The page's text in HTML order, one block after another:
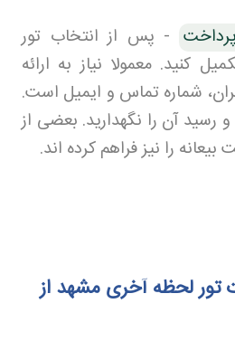
- پس از انتخاب تور
کنید. معمولا نیاز به ارائه
شماره تماس و ایمیل است.
رسید آن را نگهدارید. بعضی از
را نیز فراهم کرده اند.
تور لحظه آخری مشهد از